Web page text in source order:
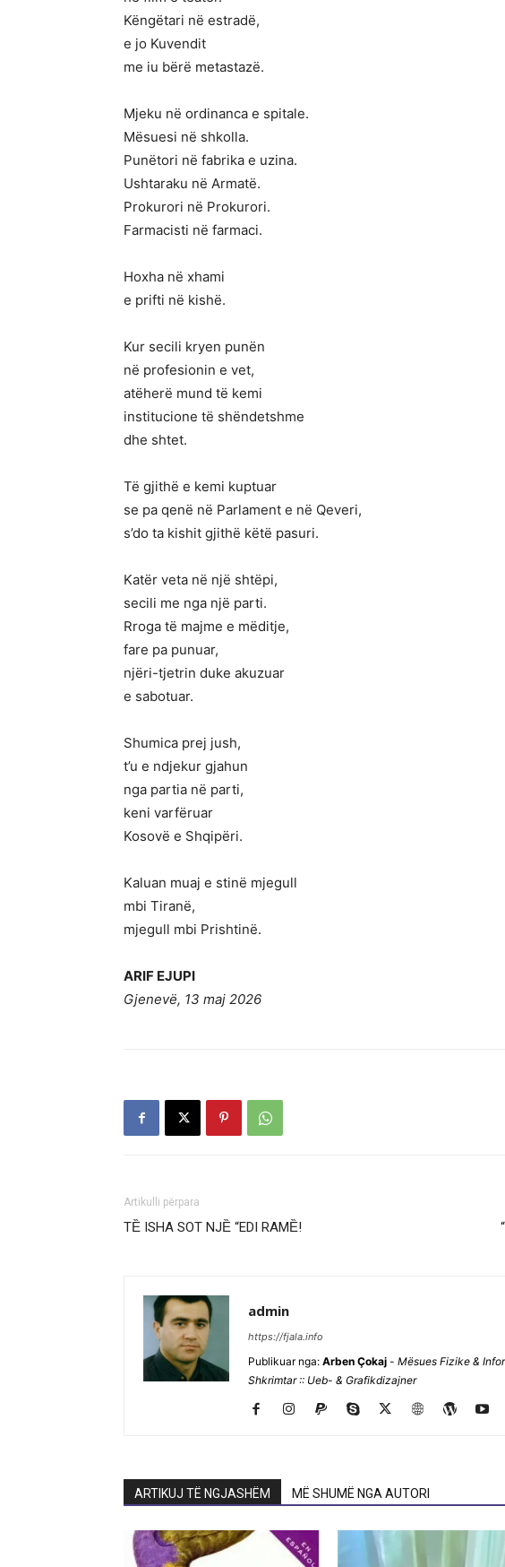
Këngëtari në estradë,
e jo Kuvendit
me iu bërë metastazë.
Mjeku në ordinanca e spitale.
Mësuesi në shkolla.
Punëtori në fabrika e uzina.
Ushtaraku në Armatë.
Prokurori në Prokurori.
Farmacisti në farmaci.
Hoxha në xhami
e prifti në kishë.
Kur secili kryen punën
në profesionin e vet,
atëherë mund të kemi
institucione të shëndetshme
dhe shtet.
Të gjithë e kemi kuptuar
se pa qenë në Parlament e në Qeveri,
s’do ta kishit gjithë këtë pasuri.
Katër veta në një shtëpi,
secili me nga një parti.
Rroga të majme e mëditje,
fare pa punuar,
njëri-tjetrin duke akuzuar
e sabotuar.
Shumica prej jush,
t’u e ndjekur gjahun
nga partia në parti,
keni varfëruar
Kosovë e Shqipëri.
Kaluan muaj e stinë mjegull
mbi Tiranë,
mjegull mbi Prishtinë.
ARIF EJUPI
Gjenevë, 13 maj 2026
Artikulli përpara
TȄ ISHA SOT NJȄ “EDI RAMȄ!
admin
https://fjala.info
Publikuar nga: Arben Çokaj - Mësues Fizike &
Shkrimtar :: Ueb- & Grafikdizajner
ARTIKUJ TË NGJASHËM MË SHUMË NGA AUTORI